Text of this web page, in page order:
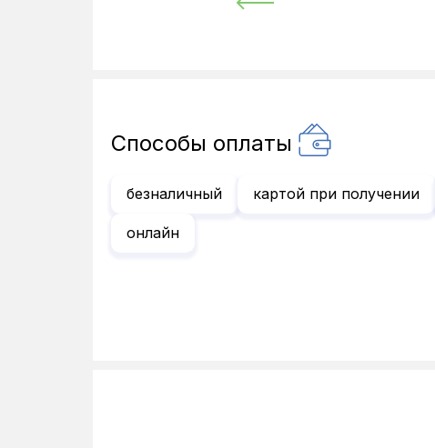
Способы оплаты
безналичный картой при получении
онлайн